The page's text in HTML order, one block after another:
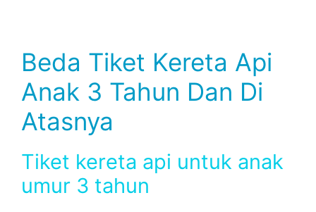
Beda Tiket Kereta Api
Anak 3 Tahun Dan Di
Atasnya
Tiket kereta api untuk anak
umur 3 tahun